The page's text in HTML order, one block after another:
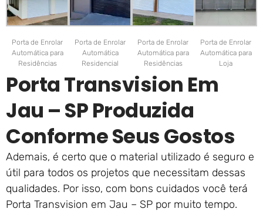
Porta de Enrolar
Automática para
Residências
Porta de Enrolar
Automática
Residencial
Porta de Enrolar
Automática para
Residências
Porta de Enrolar
Automática para
Loja
Porta Transvision Em
Jau – SP Produzida
Conforme Seus Gostos
Ademais, é certo que o material utilizado é seguro e
útil para todos os projetos que necessitam dessas
qualidades. Por isso, com bons cuidados você terá
Porta Transvision em Jau – SP por muito tempo.